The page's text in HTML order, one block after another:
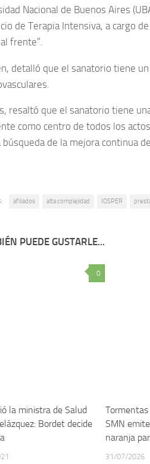
Nacional de Buenos Aires
de Terapia Intensiva, a cargo
frente”.
detalló que el sanatorio tiene
resaltó que el sanatorio tiene
como centro de todos los
búsqueda de la mejora continua
afiliados alta complejidad IOSPER
PUEDE GUSTARLE...
0
la ministra de Salud
Bordet decide
SMN
naranja
31/07/2026